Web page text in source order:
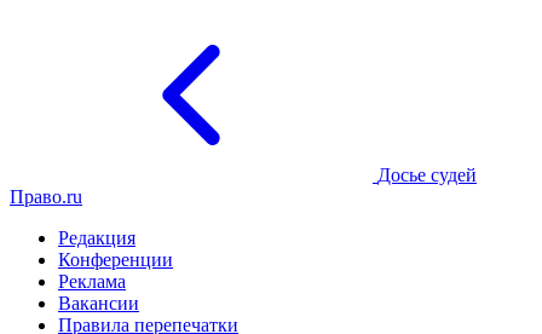
Досье судей
Право.ru
Редакция
Конференции
Реклама
Вакансии
Правила перепечатки